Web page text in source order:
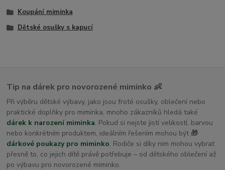
Koupání miminka
Dětské osušky s kapucí
Tip na dárek pro novorozené miminko 👶
Při výběru dětské výbavy, jako jsou froté osušky, oblečení nebo
praktické doplňky pro miminka, mnoho zákazníků hledá také
dárek k narození miminka. Pokud si nejste jistí velikostí, barvou
nebo konkrétním produktem, ideálním řešením mohou být 🎁
dárkové poukazy pro miminko. Rodiče si díky nim mohou vybrat
přesně to, co jejich dítě právě potřebuje – od dětského oblečení až
po výbavu pro novorozené miminko.